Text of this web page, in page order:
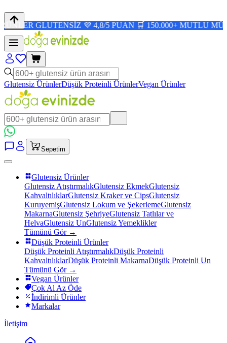
💜 4,8/5 PUAN 🛒 150.000+ MUTLU MÜŞTERİ ✨
Glutensiz ÜrünlerDüşük Proteinli ÜrünlerVegan Ürünler
Sepetim
Glutensiz Ürünler
Glutensiz AtıştırmalıkGlutensiz EkmekGlutensiz
KahvaltılıklarGlutensiz Kraker ve CipsGlutensiz
KuruyemişGlutensiz Lokum ve ŞekerlemeGlutensiz
MakarnaGlutensiz ŞehriyeGlutensiz Tatlılar ve
HelvaGlutensiz UnGlutensiz Yemeklikler
Tümünü Gör →
Düşük Proteinli Ürünler
Düşük Proteinli AtıştırmalıkDüşük Proteinli
KahvaltılıklarDüşük Proteinli MakarnaDüşük Proteinli Un
Tümünü Gör →
Vegan Ürünler
Çok Al Az Öde
İndirimli Ürünler
Markalar
İletişim